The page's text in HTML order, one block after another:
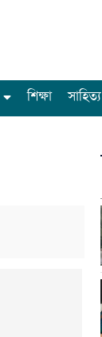
শিক্ষা সাহিত্য